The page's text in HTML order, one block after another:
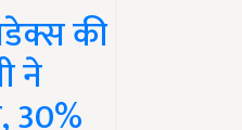
की
ने
30%